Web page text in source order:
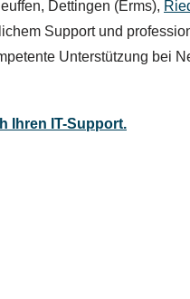
Dettingen (Erms),
Support und
Unterstützung bei
Ihren IT-Support.